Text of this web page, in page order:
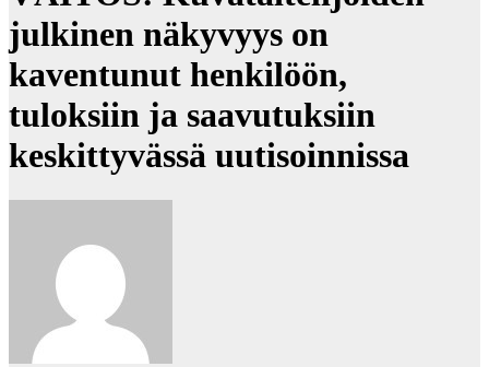
julkinen näkyvyys on
kaventunut henkilöön,
tuloksiin ja saavutuksiin
keskittyvässä uutisoinnissa